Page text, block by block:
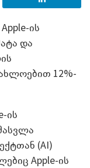
ის
და
12%-
ის
(AI)
Apple-ის